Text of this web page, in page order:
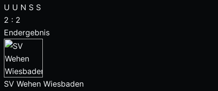
U U N S S
2 : 2
Endergebnis
SV Wehen Wiesbaden